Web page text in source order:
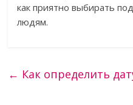
как приятно выбирать
людям.
← Как определить